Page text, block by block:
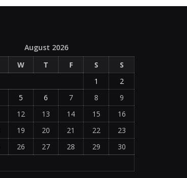
August 2026
W T F S
S
1
2
5 6 7 8
9
12 13 14 15
16
19 20 21 22
23
26 27 28 29
30